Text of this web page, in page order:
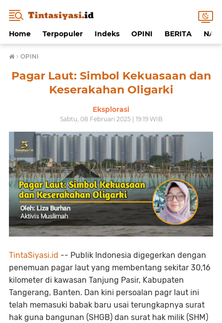
Home Terpopuler Indeks OPINI BERITA
› OPINI
Pagar Laut: Simbol Kekuasaan dan
Keserakahan Oligarki
Eksplorasi
Sabtu, 08 Februari 2025 | 19:19 WIB
TintaSiyasi.id -- Publik Indonesia digegerkan dengan
penemuan pagar laut yang membentang sekitar 30,16
kilometer di kawasan Tanjung Pasir, Kabupaten
Tangerang, Banten. Dan kini persoalan pagr laut ini
telah memasuki babak baru usai terungkapnya surat
hak guna bangunan (SHGB) dan surat hak milik (SHM)